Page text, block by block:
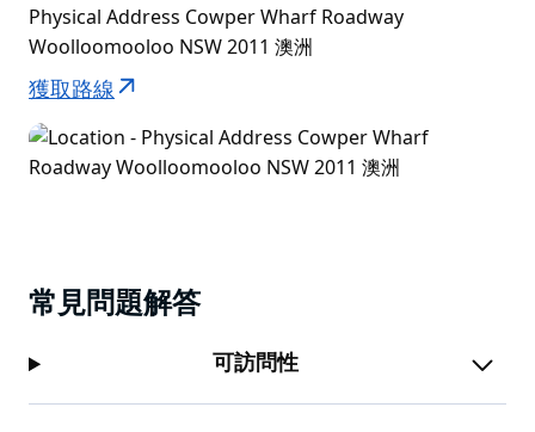
Physical Address Cowper Wharf Roadway
Woolloomooloo NSW 2011 澳洲
獲取路線
常見問題解答
可訪問性